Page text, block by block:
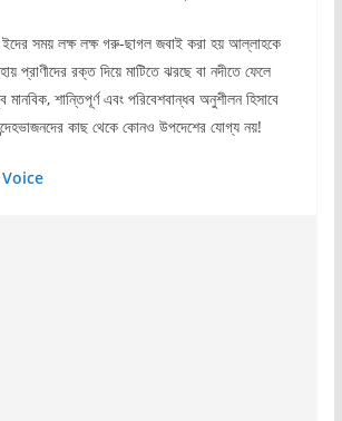
সময় লক্ষ লক্ষ গরু-ছাগল জবাই করা হয় আল্লাহকে
প্রাণীদের রক্ত ​​দিয়ে মাটিতে ঝরছে বা নদীতে ফেলে
শান্তিপূর্ণ এবং পরিবেশবান্ধব অনুশীলন হিসাবে
কাছ থেকে কোনও উপদেশের যোগ্য নয়!